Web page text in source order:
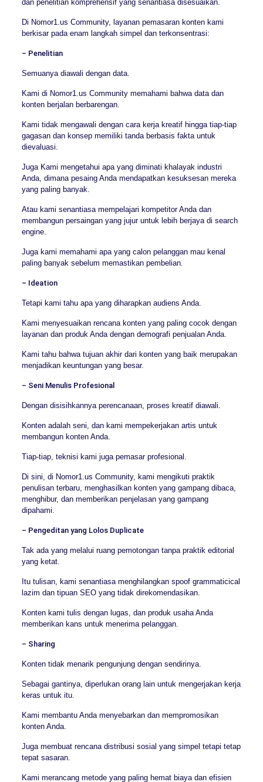
dan penelitian komprehensif yang senantiasa disesuaikan.
Di Nomor1.us Community, layanan pemasaran konten kami
berkisar pada enam langkah simpel dan terkonsentrasi:
– Penelitian
Semuanya diawali dengan data.
Kami di Nomor1.us Community memahami bahwa data dan
konten berjalan berbarengan.
Kami tidak mengawali dengan cara kerja kreatif hingga tiap-tiap
gagasan dan konsep memiliki tanda berbasis fakta untuk
dievaluasi.
Juga Kami mengetahui apa yang diminati khalayak industri
Anda, dimana pesaing Anda mendapatkan kesuksesan mereka
yang paling banyak.
Atau kami senantiasa mempelajari kompetitor Anda dan
membangun persaingan yang jujur untuk lebih berjaya di search
engine.
Juga kami memahami apa yang calon pelanggan mau kenal
paling banyak sebelum memastikan pembelian.
– Ideation
Tetapi kami tahu apa yang diharapkan audiens Anda.
Kami menyesuaikan rencana konten yang paling cocok dengan
layanan dan produk Anda dengan demografi penjualan Anda.
Kami tahu bahwa tujuan akhir dari konten yang baik merupakan
menjadikan keuntungan yang besar.
– Seni Menulis Profesional
Dengan disisihkannya perencanaan, proses kreatif diawali.
Konten adalah seni, dan kami mempekerjakan artis untuk
membangun konten Anda.
Tiap-tiap, teknisi kami juga pemasar profesional.
Di sini, di Nomor1.us Community, kami mengikuti praktik
penulisan terbaru, menghasilkan konten yang gampang dibaca,
menghibur, dan memberikan penjelasan yang gampang
dipahami.
– Pengeditan yang Lolos Duplicate
Tak ada yang melalui ruang pemotongan tanpa praktik editorial
yang ketat.
Itu tulisan, kami senantiasa menghilangkan spoof grammaticical
lazim dan tipuan SEO yang tidak direkomendasikan.
Konten kami tulis dengan lugas, dan produk usaha Anda
memberikan kans untuk menerima pelanggan.
– Sharing
Konten tidak menarik pengunjung dengan sendirinya.
Sebagai gantinya, diperlukan orang lain untuk mengerjakan kerja
keras untuk itu.
Kami membantu Anda menyebarkan dan mempromosikan
konten Anda.
Juga membuat rencana distribusi sosial yang simpel tetapi tetap
tepat sasaran.
Kami merancang metode yang paling hemat biaya dan efisien